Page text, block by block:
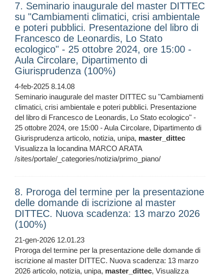
7. Seminario inaugurale del master DITTEC
su "Cambiamenti climatici, crisi ambientale
e poteri pubblici. Presentazione del libro di
Francesco de Leonardis, Lo Stato
ecologico" - 25 ottobre 2024, ore 15:00 -
Aula Circolare, Dipartimento di
Giurisprudenza (100%)
4-feb-2025 8.14.08
Seminario inaugurale del master DITTEC su "Cambiamenti
climatici, crisi ambientale e poteri pubblici. Presentazione
del libro di Francesco de Leonardis, Lo Stato ecologico" -
25 ottobre 2024, ore 15:00 - Aula Circolare, Dipartimento di
Giurisprudenza articolo, notizia, unipa, master_dittec
Visualizza la locandina MARCO ARATA
/sites/portale/_categories/notizia/primo_piano/
8. Proroga del termine per la presentazione
delle domande di iscrizione al master
DITTEC. Nuova scadenza: 13 marzo 2026
(100%)
21-gen-2026 12.01.23
Proroga del termine per la presentazione delle domande di
iscrizione al master DITTEC. Nuova scadenza: 13 marzo
2026 articolo, notizia, unipa, master_dittec, Visualizza